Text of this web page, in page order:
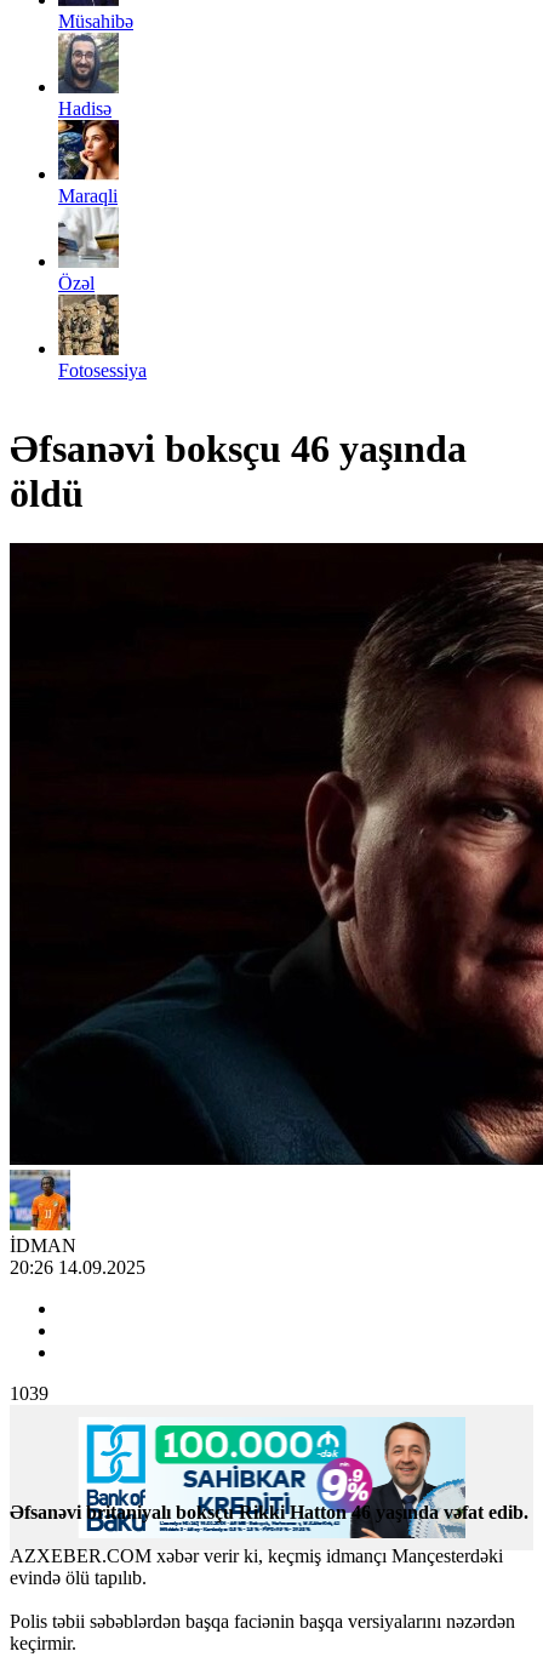
Müsahibə
Hadisə
Maraqli
Özəl
Fotosessiya
Əfsanəvi boksçu 46 yaşında
öldü
İDMAN
20:26 14.09.2025
1039
Əfsanəvi britaniyalı boksçu Rikki Hatton 46 yaşında vəfat edib.
AZXEBER.COM xəbər verir ki, keçmiş idmançı Mançesterdəki
evində ölü tapılıb.
Polis təbii səbəblərdən başqa faciənin başqa versiyalarını nəzərdən
keçirmir.